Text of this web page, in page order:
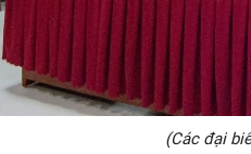
(Các đại